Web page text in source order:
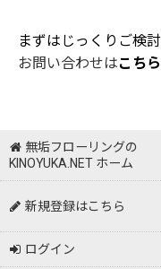
まずはじっくりご検討
お問い合わせはこちら
無垢フローリングの
KINOYUKA.NET ホーム
新規登録はこちら
ログイン